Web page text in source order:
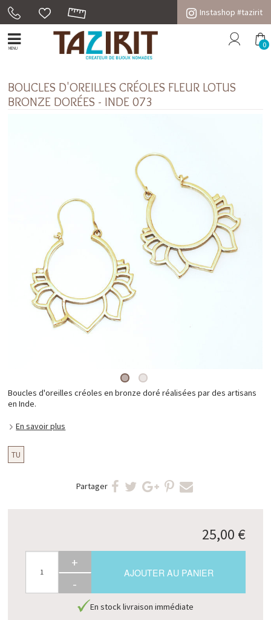
Instashop #tazirit
MENU 0
BOUCLES D'OREILLES CRÉOLES FLEUR LOTUS
BRONZE DORÉES - INDE 073
Boucles d'oreilles créoles en bronze doré réalisées par des artisans
en Inde.
En savoir plus
TU
Partager
25,00 €
+
-
AJOUTER AU PANIER
En stock livraison immédiate